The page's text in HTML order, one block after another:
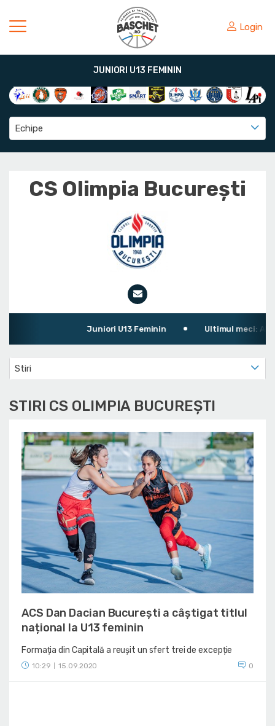
Login
JUNIORI U13 FEMININ
Echipe
CS Olimpia București
Juniori U13 Feminin Ultimul meci: ABC
Stiri
STIRI CS OLIMPIA BUCUREȘTI
ACS Dan Dacian București a câștigat titlul
național la U13 feminin
Formația din Capitală a reușit un sfert trei de excepție
10:29 15.09.2020 0